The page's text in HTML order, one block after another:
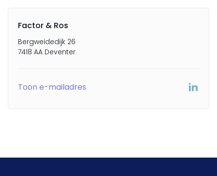
Factor & Ros
Bergweidedijk 26
7418 AA Deventer
Toon e-mailadres